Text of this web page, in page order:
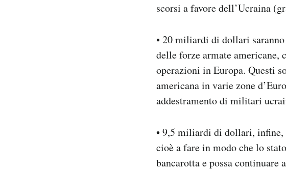
scorsi a favore dell’Ucraina
• 20 miliardi di dollari
delle forze armate americane,
operazioni in Europa. Questi
americana in varie zone
addestramento di militari
• 9,5 miliardi di dollari, infine,
cioè a fare in modo che lo
bancarotta e possa